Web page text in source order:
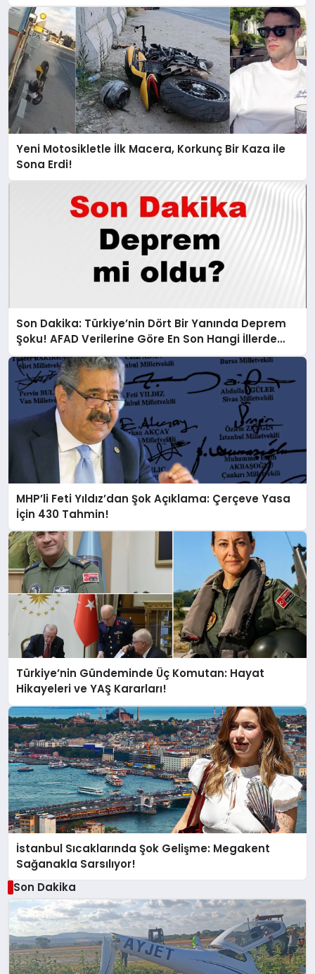
Yeni Motosikletle İlk Macera, Korkunç Bir Kaza ile
Sona Erdi!
Son Dakika: Türkiye’nin Dört Bir Yanında Deprem
Şoku! AFAD Verilerine Göre En Son Hangi İllerde
Sallandı?
MHP’li Feti Yıldız’dan Şok Açıklama: Çerçeve Yasa
İçin 430 Tahmin!
Türkiye’nin Gündeminde Üç Komutan: Hayat
Hikayeleri ve YAŞ Kararları!
İstanbul Sıcaklarında Şok Gelişme: Megakent
Sağanakla Sarsılıyor!
Son Dakika